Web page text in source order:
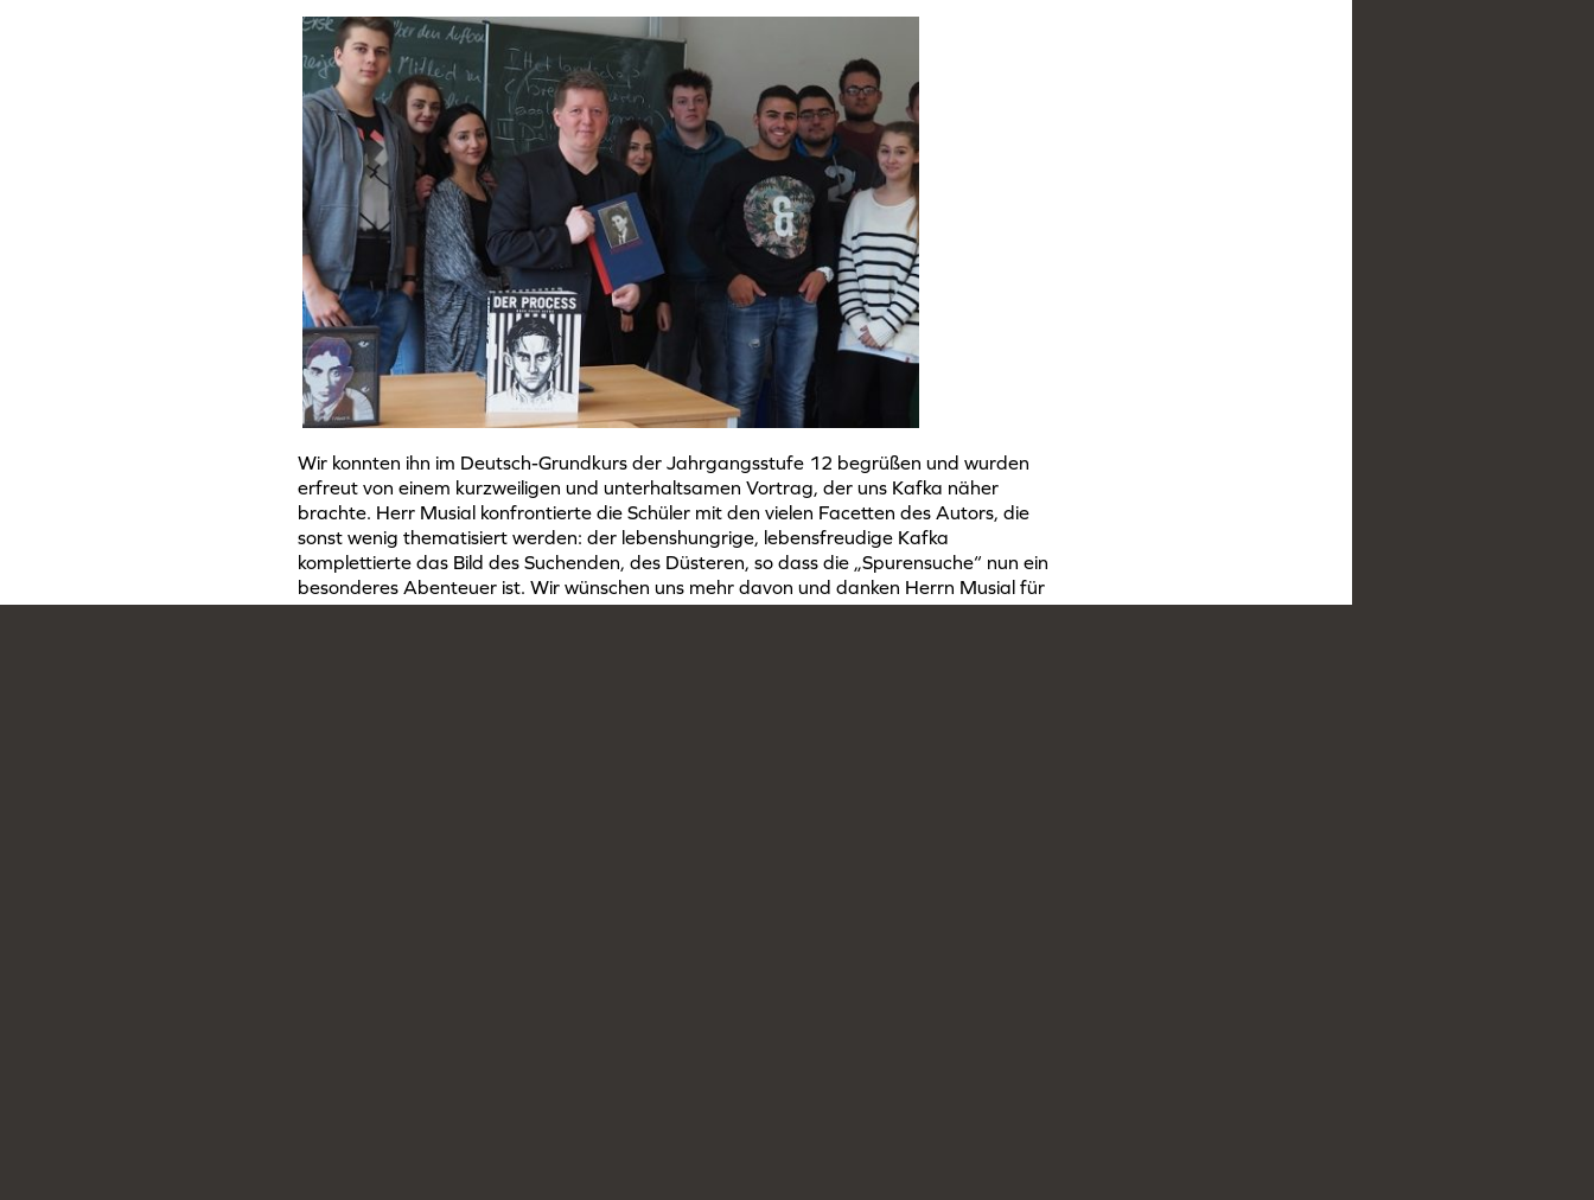
Wir konnten ihn im Deutsch-Grundkurs der Jahrgangsstufe 12 begrüßen und wurden
erfreut von einem kurzweiligen und unterhaltsamen Vortrag, der uns Kafka näher
brachte. Herr Musial konfrontierte die Schüler mit den vielen Facetten des Autors, die
sonst wenig thematisiert werden: der lebenshungrige, lebensfreudige Kafka
komplettierte das Bild des Suchenden, des Düsteren, so dass die „Spurensuche“ nun ein
besonderes Abenteuer ist. Wir wünschen uns mehr davon und danken Herrn Musial für